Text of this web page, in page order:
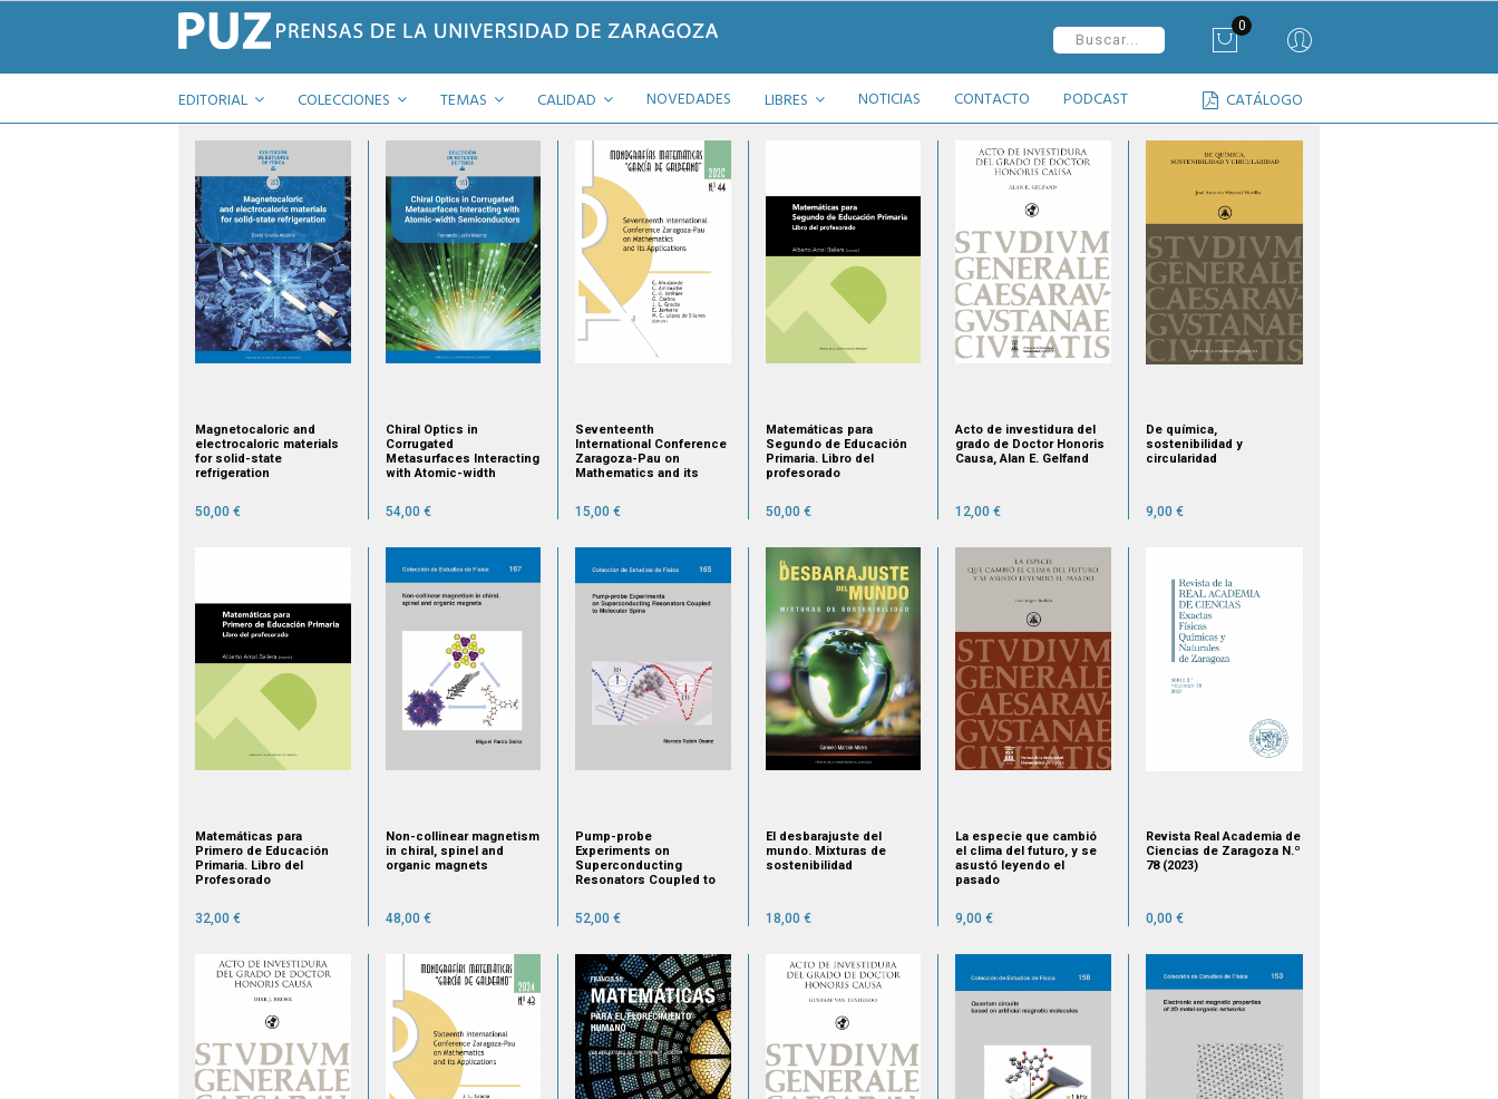
0
EDITORIAL COLECCIONES TEMAS CATÁLOGO
CALIDAD NOVEDADES LIBRES NOTICIAS CONTACTO PODCAST
Magnetocaloric and
electrocaloric materials
for solid-state
refrigeration
50,00 €
Chiral Optics in
Corrugated
Metasurfaces Interacting
with Atomic-width
54,00 €
Seventeenth
International Conference
Zaragoza-Pau on
Mathematics and its
15,00 €
Matemáticas para
Segundo de Educación
Primaria. Libro del
profesorado
50,00 €
Acto de investidura del
grado de Doctor Honoris
Causa, Alan E. Gelfand
12,00 €
De química,
sostenibilidad y
circularidad
9,00 €
Matemáticas para
Primero de Educación
Primaria. Libro del
Profesorado
32,00 €
Non-collinear magnetism
in chiral, spinel and
organic magnets
48,00 €
Pump-probe
Experiments on
Superconducting
Resonators Coupled to
52,00 €
El desbarajuste del
mundo. Mixturas de
sostenibilidad
18,00 €
La especie que cambió
el clima del futuro, y se
asustó leyendo el
pasado
9,00 €
Revista Real Academia de
Ciencias de Zaragoza N.º
78 (2023)
0,00 €